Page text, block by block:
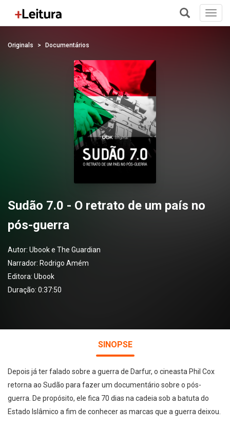
Originals Documentários
Sudão 7.0 - O retrato de um país no
pós-guerra
Autor: Ubook e The Guardian
Narrador: Rodrigo Amém
Editora: Ubook
Duração: 0:37:50
SINOPSE
Depois já ter falado sobre a guerra de Darfur, o cineasta Phil Cox
retorna ao Sudão para fazer um documentário sobre o pós-
guerra. De propósito, ele fica 70 dias na cadeia sob a batuta do
Estado Islâmico a fim de conhecer as marcas que a guerra deixou.